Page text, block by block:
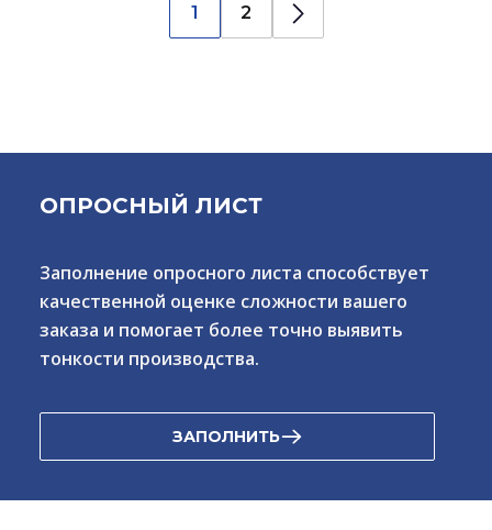
1 2
ОПРОСНЫЙ ЛИСТ
Заполнение опросного листа способствует
качественной оценке сложности вашего
заказа и помогает более точно выявить
тонкости производства.
ЗАПОЛНИТЬ